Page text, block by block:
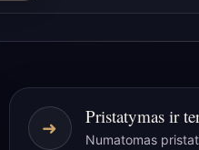
➜
Pristatymas ir
Numatomas